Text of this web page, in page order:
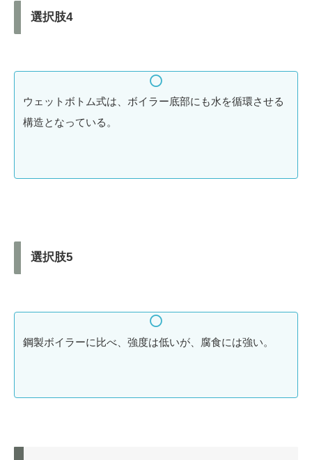
選択肢4
ウェットボトム式は、ボイラー底部にも水を循環させる
構造となっている。
選択肢5
鋼製ボイラーに比べ、強度は低いが、腐食には強い。